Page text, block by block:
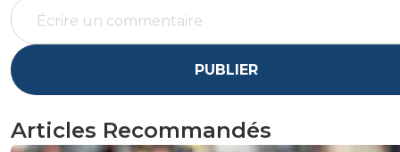
PUBLIER
Articles Recommandés